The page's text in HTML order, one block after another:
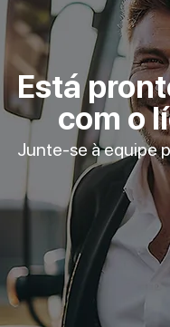
Está
com o
Junte-se à equipe